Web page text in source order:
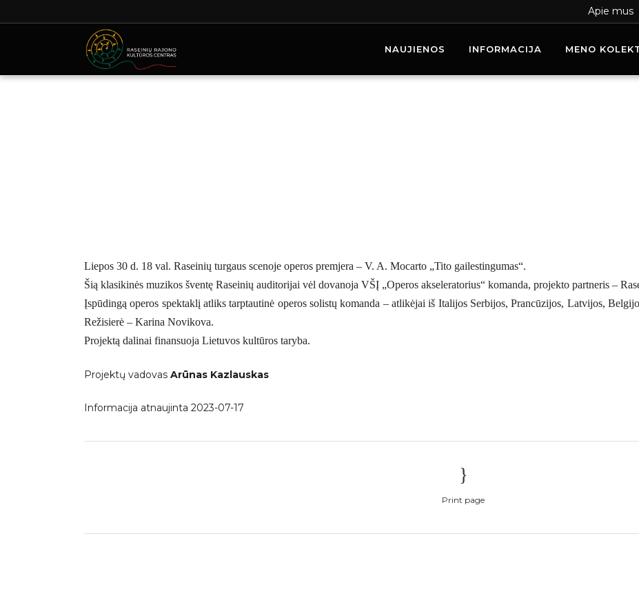
Apie mus
NAUJIENOS INFORMACIJA MENO
Liepos 30 d. 18 val. Raseinių turgaus scenoje operos premjera – V. A. Mocarto „Tito gailestingumas“.
Šią klasikinės muzikos šventę Raseinių auditorijai vėl dovanoja VŠĮ „Operos akseleratorius“ komanda, projekto partneris –
Įspūdingą operos spektaklį atliks tarptautinė operos solistų komanda – atlikėjai iš Italijos Serbijos,Prancūzijos, Latvijos,
Režisierė – Karina Novikova.
Projektą dalinai finansuoja Lietuvos kultūros taryba.
Projektų vadovas Arūnas Kazlauskas
Informacija atnaujinta 2023-07-17
Print page